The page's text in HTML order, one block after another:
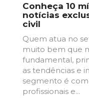
Conheça 10
notícias
​civil
Quem atua no
muito bem que
fundamental,
as tendências e
segmento é
profissionais e...